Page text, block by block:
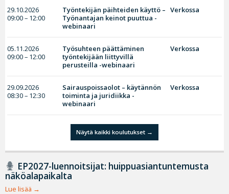
29.10.2026
09:00 – 12:00
Työntekijän päihteiden käyttö –
Työnantajan keinot puuttua -
webinaari
Verkossa
05.11.2026
09:00 – 12:00
Työsuhteen päättäminen
työntekijään liittyvillä
perusteilla -webinaari
Verkossa
29.09.2026
08:30 – 12:30
Sairauspoissaolot – käytännön
toiminta ja juridiikka -
webinaari
Verkossa
Näytä kaikki koulutukset
EP2027-luennoitsijat: huippuasiantuntemusta
näköalapaikalta
Lue lisää